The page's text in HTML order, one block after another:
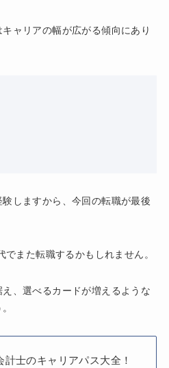
ャリアの幅が広がる傾向にあり
しますから、今回の転職が最後
また転職するかもしれません。
、選べるカードが増えるような
計士のキャリアパス大全！